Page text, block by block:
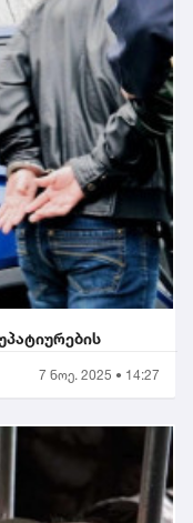
7 ნოე. 2025 • 14:27